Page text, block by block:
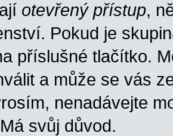
otevřený přístup,
Pokud je
příslušné tlačítko.
a může se vás
nenadávejte
svůj důvod.